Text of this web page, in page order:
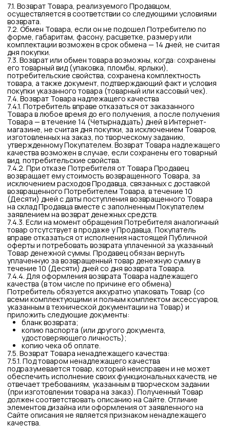
9.4.2. передачу (предоставление, доступ, трансграничную
передачу) персональных данных третьим лицам, которым
могут быть раскрыты персональные данные Потребителя,
для выполнения и (или) оказания технических и
организационных услуг в рамках исполнения обязательств
Продавца по Договору:
Службе доставки;
третьим лицам, которые привлекаются для
организации маркетинговых мероприятий и (или)
информирования Клиентов о продукции и проводимых
им мероприятиях по поручению;
9.5. Оператор, а также третьи лица, действующие по его
поручению, обязуются соблюдать следующие правила и
предоставляют Потребителю следующие гарантии в
отношении обработки его персональных данных:
обеспечить обработку персональных данных с
соблюдением всех применимых требований
законодательства Российской Федерации в области
защиты персональных данных, в том числе с
соблюдением принципов, требований, обязательств
Оператора персональных данных, установленных 152-
ФЗ;
в случае, если Оператор в целях исполнения своих
обязательств перед Потребителем должен передать
или иным образом раскрыть его персональные данные
третьим лицам, в том числе органам государственной
власти, осуществлять указанные действия с
соблюдением требований законодательства;
нести ответственность за охрану и обеспечение
безопасности и конфиденциальности персональных
данных Потребителей при их обработке в соответствии
с требованиями законодательства Российской
Федерации.
9.6. Лица, обрабатывающие персональные данные
Потребителя по поручению Оператора, не несут
ответственность за неправомерную обработку
персональных данных перед Потребителем.
Ответственность за такую обработку указанные лица несут
перед Оператором.
9.7. Продавец имеет право отправлять информацию
(сообщения) рекламного характера на электронную почту
и (или) мобильный телефон Покупателя только при наличии
явно выраженного согласия посредством проставления
галочки «согласен» на Сайте.
9.8. В случае обращения Потребителя по телефону,
Оператор вправе записывать телефонные разговоры для
осуществления контроля качества информационного
взаимодействия сотрудников Оператора с Потребителем,
включая контроль качества исполнения Заказов.
9.9. Обработка Персональных данных будет
осуществляться в течение действия настоящего Договора
и 5 (Пяти) лет после его прекращения.
9.10. Все персональные данные Потребителя будут
храниться в соответствии с условиями действующего
законодательства РФ.
9.12. По достижении целей обработки или в случае утраты
необходимости в достижении этих целей, обрабатываемые
персональные данные Потребителей подлежат
уничтожению, если иное не предусмотрено законом.
Продавец обязуется принимать все возможные меры для
обеспечения уничтожения персональных данных
Потребителя, в том числе третьими лицами, действующими
по поручению Оператора.
9.11. Покупатель или Получатель заказа вправе требовать
от Оператора уточнения его персональных данных, их
блокирования или уничтожения в случае, если
персональные данные являются неполными, устаревшими,
неточными, незаконно полученными или не являются
необходимыми для заявленной цели обработки, а также
принимать предусмотренные законом меры по защите
своих прав.
9.12. Контактные данные лица, ответственного за
организацию обработки персональных данных в
Индивидуальный предприниматель Хромова Юлия
Михайловна: Российская Федерация, 603137,
НИЖЕГОРОДСКАЯ ОБЛ, Г НИЖНИЙ НОВГОРОД, УЛ МАЛАЯ
ОКРУЖНАЯ, дом 10